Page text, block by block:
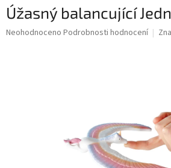
Úžasný balancující
Průměrné
Neohodnoceno Podrobnosti hodnocení